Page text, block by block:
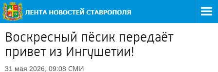
Воскресный пёсик передаёт
привет из Ингушетии!
31 мая 2026, 09:08 СМИ